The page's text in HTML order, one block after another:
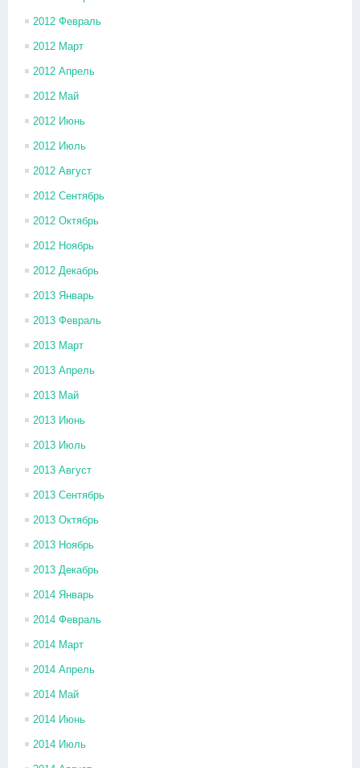
2012 Февраль
2012 Март
2012 Апрель
2012 Май
2012 Июнь
2012 Июль
2012 Август
2012 Сентябрь
2012 Октябрь
2012 Ноябрь
2012 Декабрь
2013 Январь
2013 Февраль
2013 Март
2013 Апрель
2013 Май
2013 Июнь
2013 Июль
2013 Август
2013 Сентябрь
2013 Октябрь
2013 Ноябрь
2013 Декабрь
2014 Январь
2014 Февраль
2014 Март
2014 Апрель
2014 Май
2014 Июнь
2014 Июль